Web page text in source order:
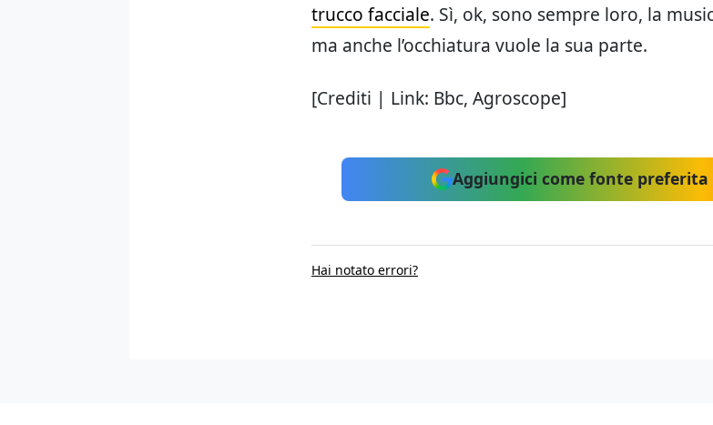
trucco facciale. Sì, ok, sono sempre loro, la
ma anche l’occhiatura vuole la sua parte.
[Crediti | Link: Bbc, Agroscope]
Aggiungici come fonte preferita
Hai notato errori?